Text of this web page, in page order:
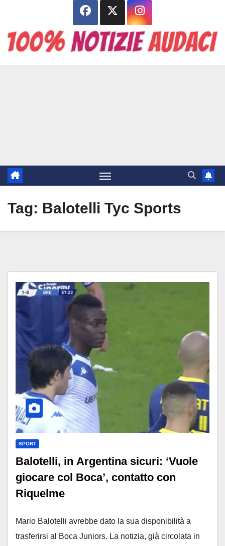
contenuto
Tag: Balotelli Tyc Sports
SPORT
Balotelli, in Argentina sicuri: ‘Vuole
giocare col Boca’, contatto con
Riquelme
Mario Balotelli avrebbe dato la sua disponibilità a
trasferirsi al Boca Juniors. La notizia, già circolata in